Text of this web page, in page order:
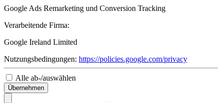
Google Ads Remarketing und Conversion Tracking
Verarbeitende Firma:
Google Ireland Limited
Nutzungsbedingungen: https://policies.google.com/privacy
Alle ab-/auswählen
Übernehmen